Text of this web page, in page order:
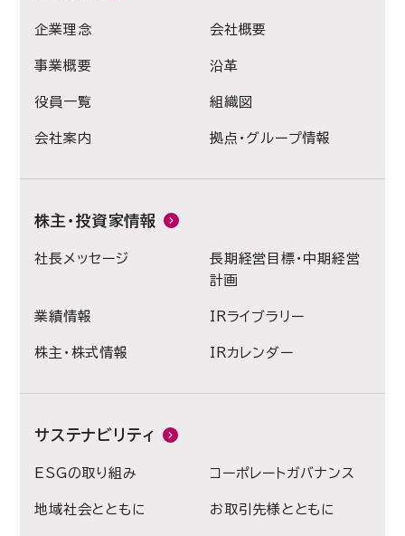
企業理念 会社概要
事業概要 沿革
役員一覧 組織図
会社案内 拠点・グループ情報
株主・投資家情報
社長メッセージ
長期経営目標・中期経営
計画
業績情報 IRライブラリー
株主・株式情報 IRカレンダー
サステナビリティ
ESGの取り組み コーポレートガバナンス
地域社会とともに お取引先様とともに